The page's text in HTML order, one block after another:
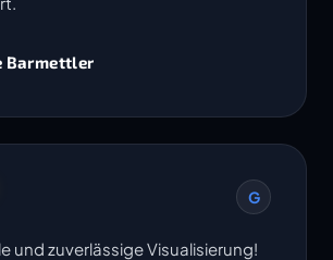
Barmettler
G
und zuverlässige Visualisierung!